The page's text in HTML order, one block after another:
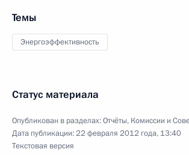
Темы
Энергоэффективность
Статус материала
Опубликован в разделах:Отчёты, Комиссии и
Дата публикации:22 февраля 2012 года, 13:40
Текстовая версия